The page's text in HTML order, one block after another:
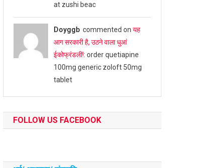
at zushi beac
Doyggbcommented on यह
आग सरकारी है, उठने वाला धुआं
ईकोफ्रंडली!: order quetiapine
100mg generic zoloft 50mg
tablet
FOLLOW US FACEBOOK